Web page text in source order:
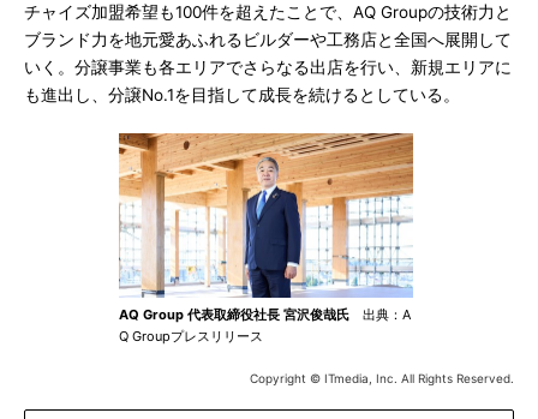
チャイズ加盟希望も100件を超えたことで、AQ Groupの技術力と
ブランド力を地元愛あふれるビルダーや工務店と全国へ展開して
いく。分譲事業も各エリアでさらなる出店を行い、新規エリアに
も進出し、分譲No.1を目指して成長を続けるとしている。
AQ Group 代表取締役社長 宮沢俊哉氏 出典：A
Q Groupプレスリリース
Copyright © ITmedia, Inc. All Rights Reserved.